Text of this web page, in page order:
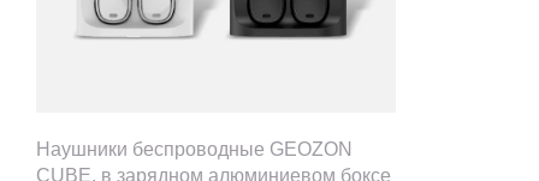
Наушники беспроводные GEOZON
CUBE, в зарядном алюминиевом боксе